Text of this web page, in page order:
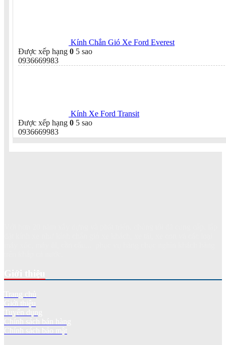
Kính Chắn Gió Xe Ford Everest
Được xếp hạng 0 5 sao
0936669983
Kính Xe Ford Transit
Được xếp hạng 0 5 sao
0936669983